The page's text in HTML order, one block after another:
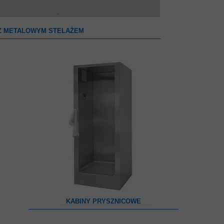
METALOWYM STELAŻEM
KABINY PRYSZNICOWE